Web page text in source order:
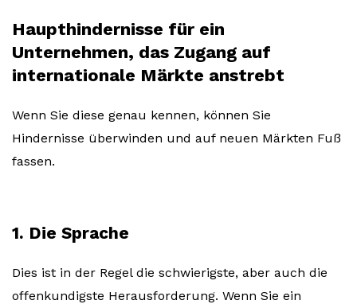
Haupthindernisse für ein
Unternehmen, das Zugang auf
internationale Märkte anstrebt
Wenn Sie diese genau kennen, können Sie
Hindernisse überwinden und auf neuen Märkten Fuß
fassen.
1. Die Sprache
Dies ist in der Regel die schwierigste, aber auch die
offenkundigste Herausforderung. Wenn Sie ein